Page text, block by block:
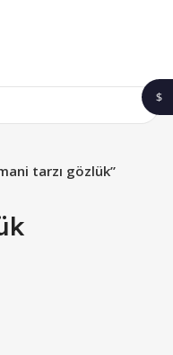
tarzı gözlük”
$